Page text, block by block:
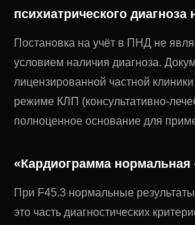
психиатрического диагноза
Постановка на учёт в ПНД не
условием наличия диагноза.
лицензированной частной
режиме КЛП (консультативно-
полноценное основание для
«Кардиограмма
При F45.3 нормальные
это часть диагностических